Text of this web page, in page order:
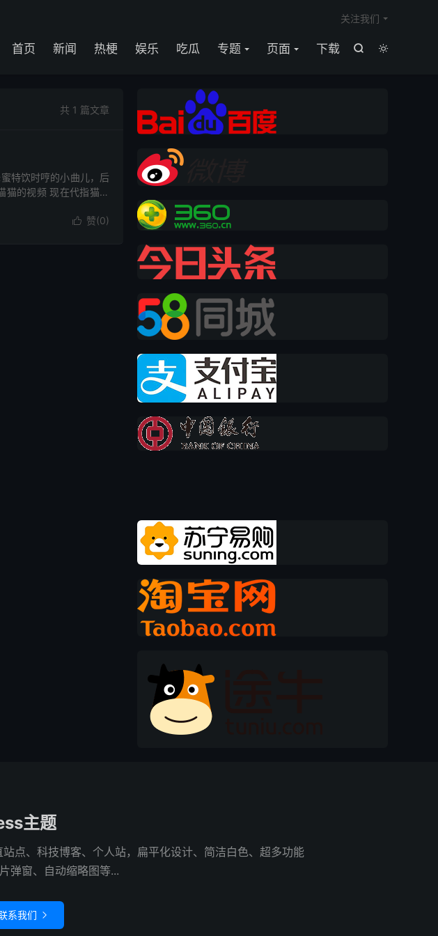


首页 新闻 热梗 娱乐 吃瓜 专题 页面 下载
关注我们
共 1 篇文章
特饮时哼的小曲儿，后
猫的视频 现在代指猫咪
 赞(0)
主题
点、科技博客、个人站，扁平化设计、简洁白色、超多功能
弹窗、自动缩略图等...
系我们 